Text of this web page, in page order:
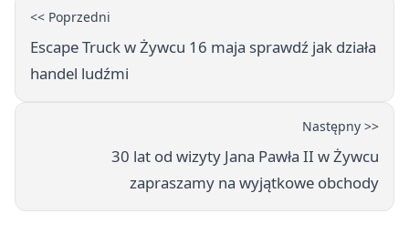
<< Poprzedni
Escape Truck w Żywcu 16 maja sprawdź jak działa
handel ludźmi
Następny >>
30 lat od wizyty Jana Pawła II w Żywcu
zapraszamy na wyjątkowe obchody